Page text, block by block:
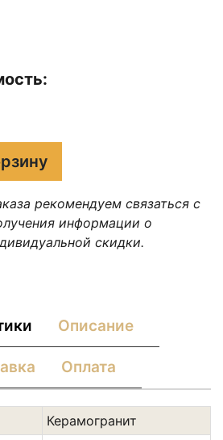
рекомендуем связаться с
информации о
скидки.
Описание
Оплата
Керамогранит